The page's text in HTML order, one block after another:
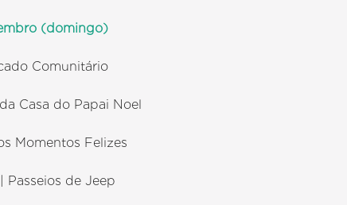
(domingo)
Comunitário
Casa do Papai Noel
Momentos Felizes
Passeios de Jeep